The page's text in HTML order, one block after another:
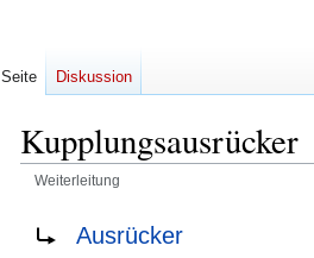
Kupplungsausrücker
Weiterleitung
Navigation
Suche
Weiterleitung nach:
Ausrücker
Seite Diskussion